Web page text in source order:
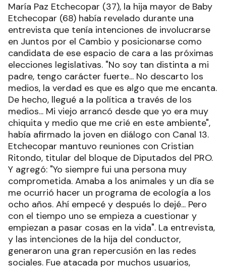
María Paz Etchecopar (37), la hija mayor de Baby
Etchecopar (68) había revelado durante una
entrevista que tenía intenciones de involucrarse
en Juntos por el Cambio y posicionarse como
candidata de ese espacio de cara a las próximas
elecciones legislativas. "No soy tan distinta a mi
padre, tengo carácter fuerte... No descarto los
medios, la verdad es que es algo que me encanta.
De hecho, llegué a la política a través de los
medios... Mi viejo arrancó desde que yo era muy
chiquita y medio que me crié en este ambiente",
había afirmado la joven en diálogo con Canal 13.
Etchecopar mantuvo reuniones con Cristian
Ritondo, titular del bloque de Diputados del PRO.
Y agregó: "Yo siempre fui una persona muy
comprometida. Amaba a los animales y un día se
me ocurrió hacer un programa de ecología a los
ocho años. Ahí empecé y después lo dejé... Pero
con el tiempo uno se empieza a cuestionar y
empiezan a pasar cosas en la vida". La entrevista,
y las intenciones de la hija del conductor,
generaron una gran repercusión en las redes
sociales. Fue atacada por muchos usuarios,